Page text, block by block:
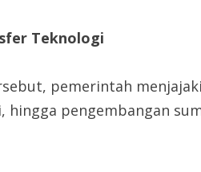
Teknologi
pemerintah
pengembangan